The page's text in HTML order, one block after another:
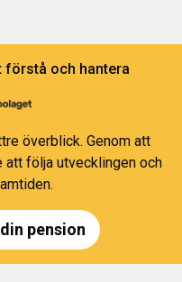
förstå och hantera
överblick. Genom att
att följa utvecklingen och
pension